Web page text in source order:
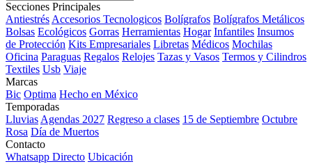
Secciones Principales
Antiestrés Accesorios Tecnologicos Bolígrafos Bolígrafos Metálicos
Bolsas Ecológicos Gorras Herramientas Hogar Infantiles Insumos
de Protección Kits Empresariales Libretas Médicos Mochilas
Oficina Paraguas Regalos Relojes Tazas y Vasos Termos y Cilindros
Textiles Usb Viaje
Marcas
Bic Optima Hecho en México
Temporadas
Lluvias Agendas 2027 Regreso a clases 15 de Septiembre Octubre
Rosa Día de Muertos
Contacto
Whatsapp Directo Ubicación